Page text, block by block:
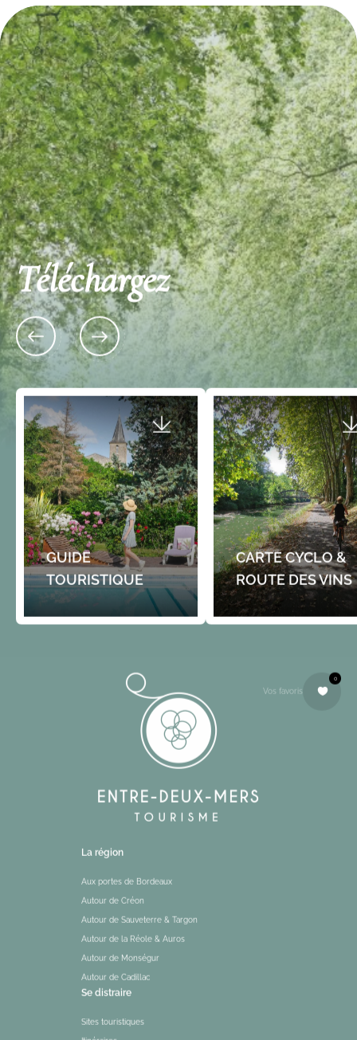
Téléchargez
GUIDE
TOURISTIQUE
CARTE CYCLO &
ROUTE DES VINS
Vos favoris
0
La région
Aux portes de Bordeaux
Autour de Créon
Autour de Sauveterre & Targon
Autour de la Réole & Auros
Autour de Monségur
Autour de Cadillac
Se distraire
Sites touristiques